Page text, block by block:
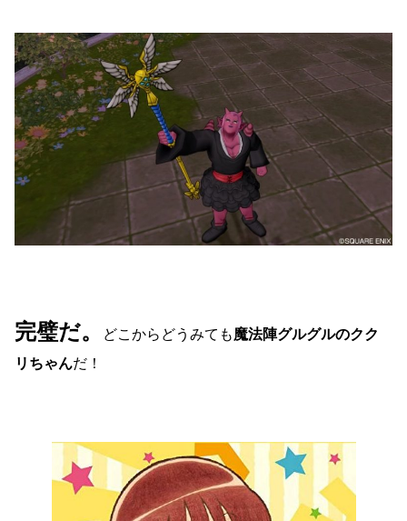
完璧だ。 どこからどうみても魔法陣グルグルのクク
リちゃんだ！